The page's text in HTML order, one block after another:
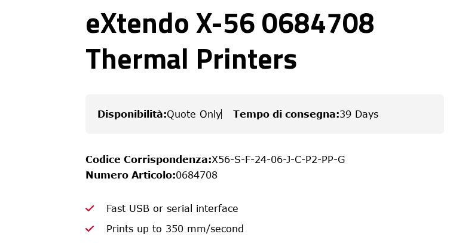
eXtendo X-56 0684708
Thermal Printers
Disponibilità:Quote Only Tempo di consegna:39 Days
Codice Corrispondenza:X56-S-F-24-06-J-C-P2-PP-G
Numero Articolo:0684708
Fast USB or serial interface
Prints up to 350 mm/second